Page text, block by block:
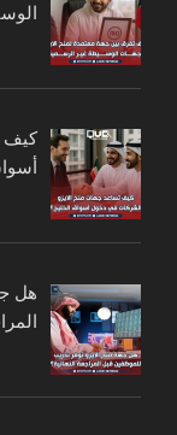
كيف
هل